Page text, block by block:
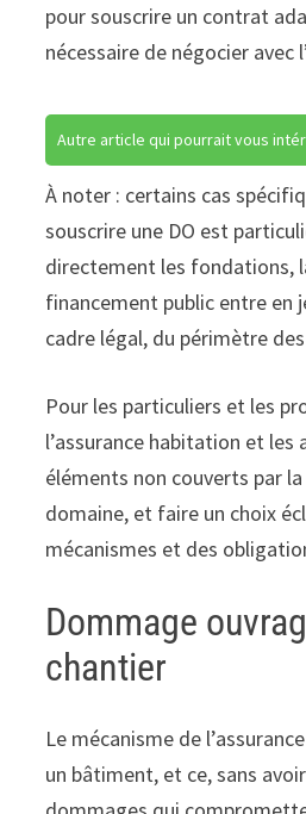
pour souscrire un contrat
nécessaire de négocier avec
Autre article qui pourrait vous
À noter : certains cas
souscrire une DO est
directement les fondations,
financement public entre en
cadre légal, du périmètre
Pour les particuliers et les
l’assurance habitation et
éléments non couverts par
domaine, et faire un choix
mécanismes et des
Dommage
chantier
Le mécanisme de
un bâtiment, et ce, sans